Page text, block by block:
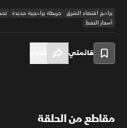
برامج اقتصاد الشرق خريطة برامجية جديدة
أسعار النفط
قائمتي
مقاطع من الحلقة